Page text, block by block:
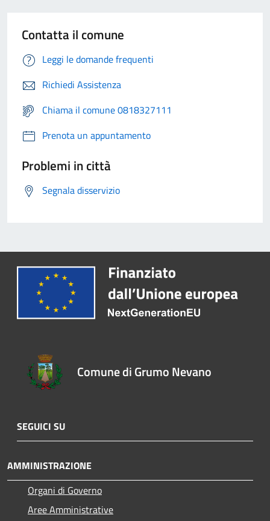
Contatta il comune
Leggi le domande frequenti
Richiedi Assistenza
Chiama il comune 0818327111
Prenota un appuntamento
Problemi in città
Segnala disservizio
Comune di Grumo Nevano
SEGUICI SU
AMMINISTRAZIONE
Organi di Governo
Aree Amministrative